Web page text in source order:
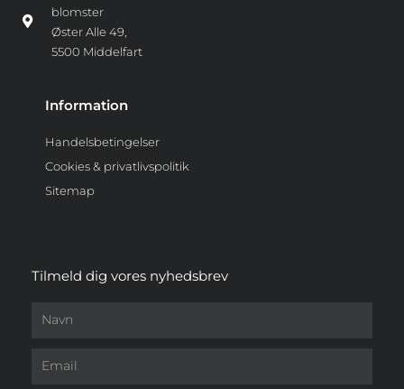
blomster
Øster Alle 49,
5500 Middelfart
Information
Handelsbetingelser
Cookies & privatlivspolitik
Sitemap
Tilmeld dig vores nyhedsbrev